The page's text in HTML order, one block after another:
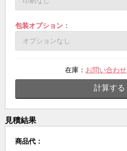
包装オプション：
在庫： お問い合わせ
計算する
見積結果
商品代：